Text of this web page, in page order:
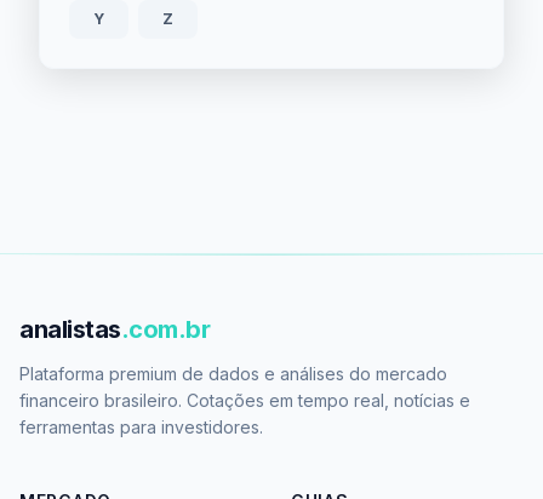
Y Z
analistas.com.br
Plataforma premium de dados e análises do mercado
financeiro brasileiro. Cotações em tempo real, notícias e
ferramentas para investidores.